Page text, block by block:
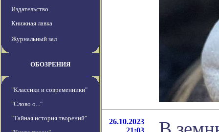
Издательство
Книжная лавка
Журнальный зал
ОБОЗРЕНИЯ
"Классики и современники"
"Слово о..."
"Тайная история творений"
26.10.2023